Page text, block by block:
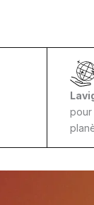
pour